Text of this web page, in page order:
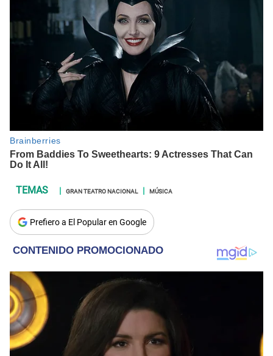
GRAN TEATRO NACIONAL MÚSICA
Prefiero a El Popular en Google